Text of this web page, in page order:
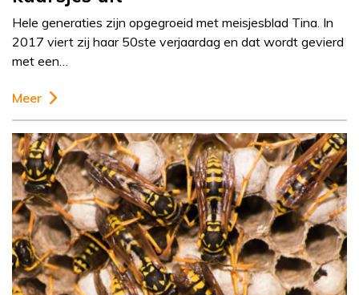
Hele generaties zijn opgegroeid met meisjesblad Tina. In
2017 viert zij haar 50ste verjaardag en dat wordt gevierd
met een…
Meer